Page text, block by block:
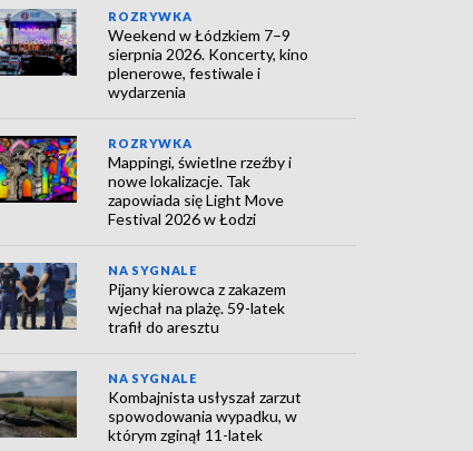
ROZRYWKA
Weekend w Łódzkiem 7–9
sierpnia 2026. Koncerty, kino
plenerowe, festiwale i
wydarzenia
ROZRYWKA
Mappingi, świetlne rzeźby i
nowe lokalizacje. Tak
zapowiada się Light Move
Festival 2026 w Łodzi
NA SYGNALE
Pijany kierowca z zakazem
wjechał na plażę. 59-latek
trafił do aresztu
NA SYGNALE
Kombajnista usłyszał zarzut
spowodowania wypadku, w
którym zginął 11-latek